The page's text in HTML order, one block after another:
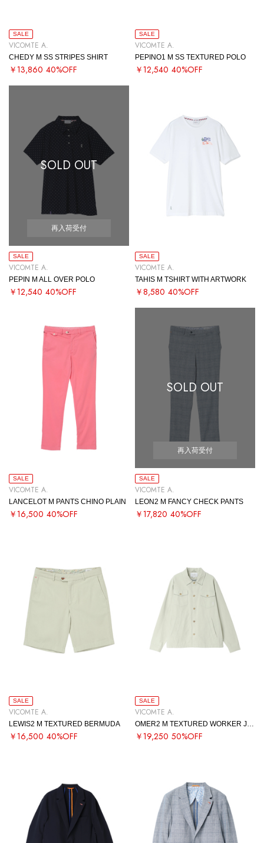
SALE
VICOMTE A.
CHEDY M SS STRIPES SHIRT
￥13,860 40%OFF
SALE
VICOMTE A.
PEPINO1 M SS TEXTURED POLO
￥12,540 40%OFF
SOLD OUT
再入荷受付
SALE
VICOMTE A.
PEPIN M ALL OVER POLO
￥12,540 40%OFF
SALE
VICOMTE A.
TAHIS M TSHIRT WITH ARTWORK
￥8,580 40%OFF
SALE
VICOMTE A.
LANCELOT M PANTS CHINO PLAIN
￥16,500 40%OFF
SOLD OUT
再入荷受付
SALE
VICOMTE A.
LEON2 M FANCY CHECK PANTS
￥17,820 40%OFF
SALE
VICOMTE A.
LEWIS2 M TEXTURED BERMUDA
￥16,500 40%OFF
SALE
VICOMTE A.
￥19,250 50%OFF